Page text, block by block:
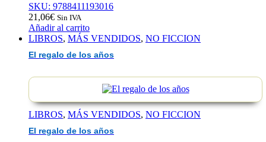
SKU: 9788411193016
21,06€ Sin IVA
Añadir al carrito
LIBROS, MÁS VENDIDOS, NO FICCION
El regalo de los años
LIBROS, MÁS VENDIDOS, NO FICCION
El regalo de los años